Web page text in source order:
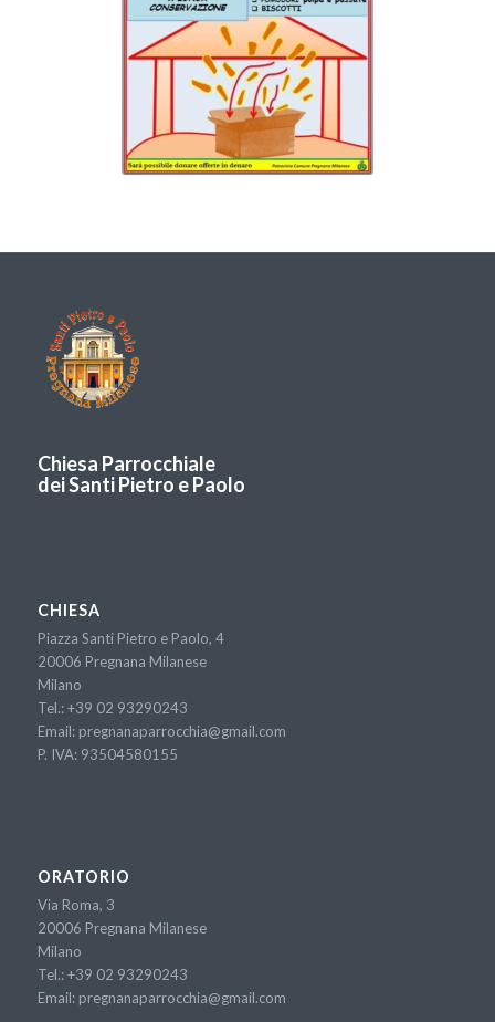
Chiesa Parrocchiale
dei Santi Pietro e Paolo
CHIESA
Piazza Santi Pietro e Paolo, 4
20006 Pregnana Milanese
Milano
Tel.:+39 02 93290243
Email: pregnanaparrocchia@gmail.com
P. IVA: 93504580155
ORATORIO
Via Roma, 3
20006 Pregnana Milanese
Milano
Tel.:+39 02 93290243
Email: pregnanaparrocchia@gmail.com